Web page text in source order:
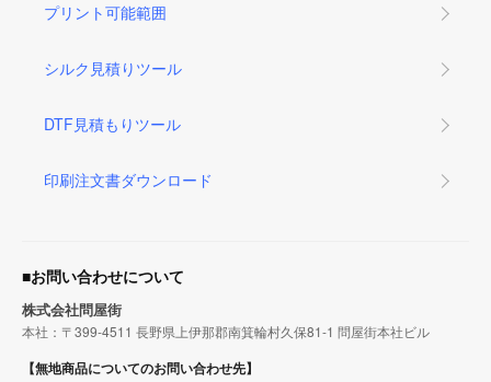
プリント可能範囲
シルク見積りツール
DTF見積もりツール
印刷注文書ダウンロード
■お問い合わせについて
株式会社問屋街
本社：〒399-4511 長野県上伊那郡南箕輪村久保81-1 問屋街本社ビル
【無地商品についてのお問い合わせ先】